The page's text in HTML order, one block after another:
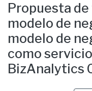
Propuesta
modelo de
modelo de
como
BizAnalytics